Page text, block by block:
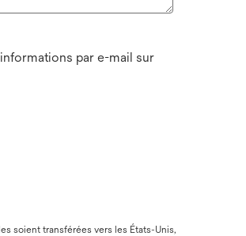
par e-mail sur
soient transférées vers les États-Unis,